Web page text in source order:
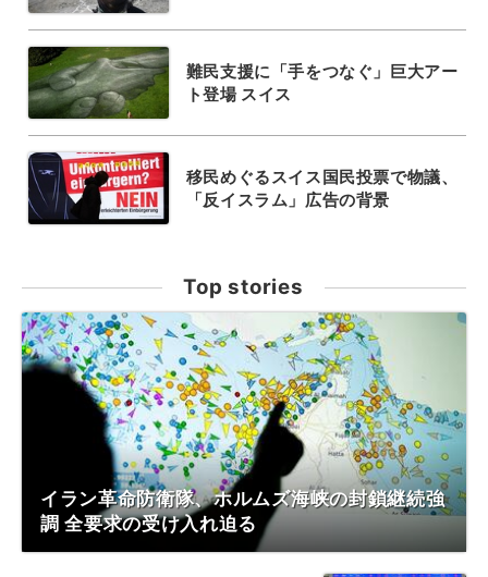
難民支援に「手をつなぐ」巨大アー
ト登場 スイス
移民めぐるスイス国民投票で物議、
「反イスラム」広告の背景
Top stories
イラン革命防衛隊、ホルムズ海峡の封鎖継続強
調 全要求の受け入れ迫る